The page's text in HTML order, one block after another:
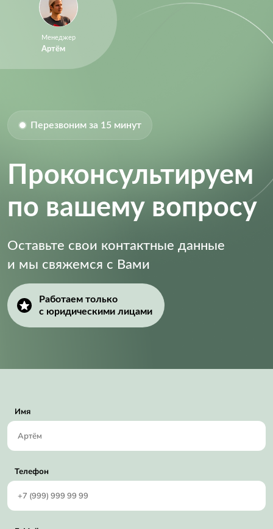
Менеджер
Артём
Перезвоним за 15 минут
Проконсультируем
по вашему вопросу
Оставьте свои контактные данные
и мы свяжемся с Вами
Работаем только
с юридическими лицами
Имя
Телефон